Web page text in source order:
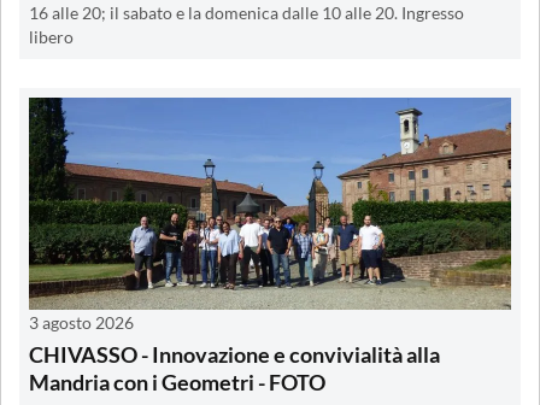
16 alle 20; il sabato e la domenica dalle 10 alle 20. Ingresso
libero
3 agosto 2026
CHIVASSO - Innovazione e convivialità alla
Mandria con i Geometri - FOTO